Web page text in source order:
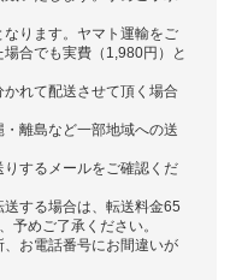
ります。ヤマト運輸をご
合でも実費（1,980円）と
れて配送させて頂く場合
離島など一部地域への送
するメールをご確認くだ
する場合は、転送料金65
予めご了承ください。
お電話番号にお間違いが